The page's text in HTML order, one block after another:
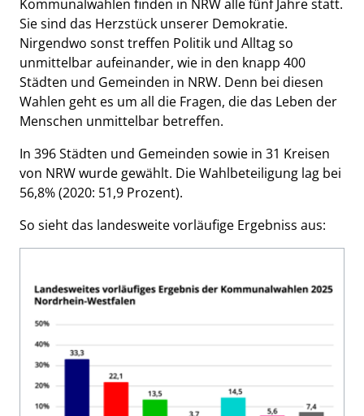
Kommunalwahlen finden in NRW alle fünf Jahre statt.
Sie sind das Herzstück unserer Demokratie.
Nirgendwo sonst treffen Politik und Alltag so
unmittelbar aufeinander, wie in den knapp 400
Städten und Gemeinden in NRW. Denn bei diesen
Wahlen geht es um all die Fragen, die das Leben der
Menschen unmittelbar betreffen.
In 396 Städten und Gemeinden sowie in 31 Kreisen
von NRW wurde gewählt. Die Wahlbeteiligung lag bei
56,8% (2020: 51,9 Prozent).
So sieht das landesweite vorläufige Ergebniss aus: